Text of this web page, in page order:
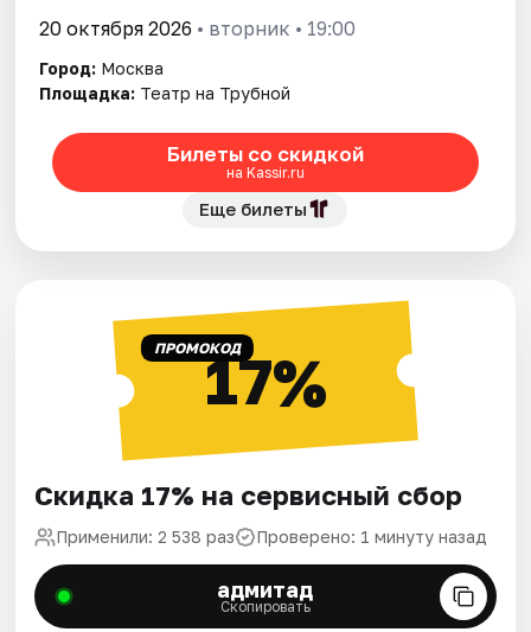
20 октября 2026 • вторник • 19:00
Город: Москва
Площадка: Театр на Трубной
Билеты со скидкой
на Kassir.ru
Еще билеты
ПРОМОКОД17%
Скидка 17% на сервисный сбор
Применили: 2 538 раз Проверено: 1 минуту назад
адмитад
Скопировать